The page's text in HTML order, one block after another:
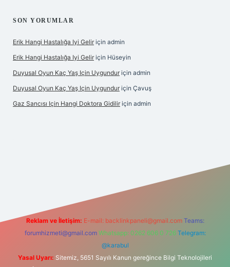
SON YORUMLAR
Erik Hangi Hastalığa Iyi Gelir için admin
Erik Hangi Hastalığa Iyi Gelir için Hüseyin
Duyusal Oyun Kaç Yaş Için Uygundur için admin
Duyusal Oyun Kaç Yaş Için Uygundur için Çavuş
Gaz Sancısı Için Hangi Doktora Gidilir için admin
Reklam ve İletişim: E-mail: backlinkpaneli@gmail.com Teams:
forumhizmeti@gmail.com Whatsapp: 0262 606 0 726 Telegram:
@karabul
Yasal Uyarı: Sitemiz, 5651 Sayılı Kanun gereğince Bilgi Teknolojileri